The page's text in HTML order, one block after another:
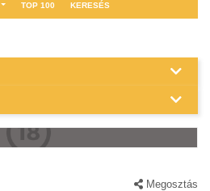
TOP 100 KERESÉS
Megosztás